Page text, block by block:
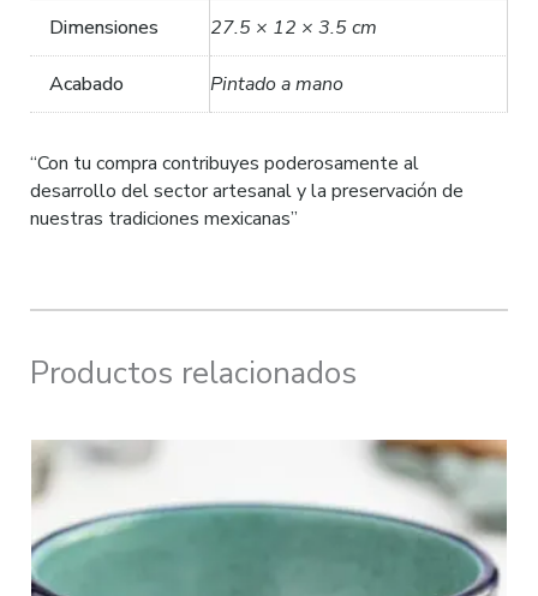
Dimensiones 27.5 × 12 × 3.5 cm
Acabado Pintado a mano
“Con tu compra contribuyes poderosamente al
desarrollo del sector artesanal y la preservación de
nuestras tradiciones mexicanas”
Productos relacionados